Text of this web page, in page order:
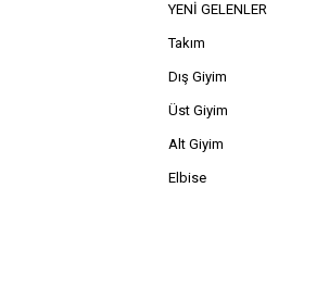
YENİ GELENLER
Takım
Dış Giyim
Üst Giyim
Alt Giyim
Elbise